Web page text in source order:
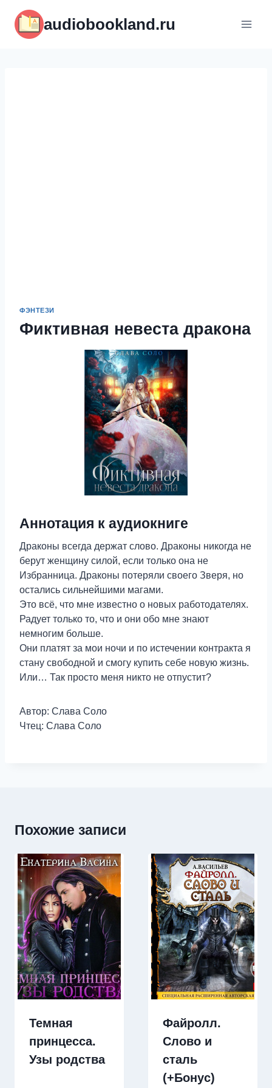
содержимому
audiobookland.ru
ФЭНТЕЗИ
Фиктивная невеста дракона
Аннотация к аудиокниге
Драконы всегда держат слово. Драконы никогда не
берут женщину силой, если только она не
Избранница. Драконы потеряли своего Зверя, но
остались сильнейшими магами.
Это всё, что мне известно о новых работодателях.
Радует только то, что и они обо мне знают
немногим больше.
Они платят за мои ночи и по истечении контракта я
стану свободной и смогу купить себе новую жизнь.
Или… Так просто меня никто не отпустит?
Автор: Слава Соло
Чтец: Слава Соло
Похожие записи
Темная
принцесса.
Узы родства
Файролл.
Слово и
сталь
(+Бонус)